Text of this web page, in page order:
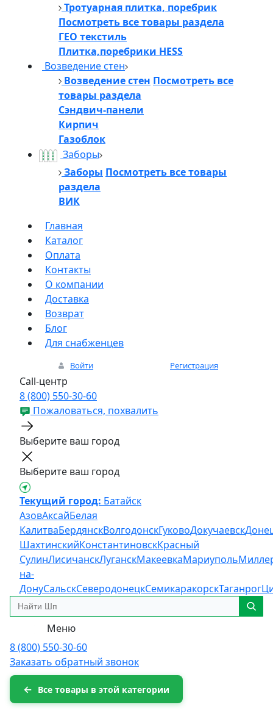
Тротуарная плитка, поребрик
Посмотреть все товары раздела
ГЕО текстиль
Плитка,поребрики HESS
Возведение стен
Возведение стен Посмотреть все
товары раздела
Сэндвич-панели
Кирпич
Газоблок
Заборы
Заборы Посмотреть все товары
раздела
ВИК
Главная
Каталог
Оплата
Контакты
О компании
Доставка
Возврат
Блог
Для снабженцев
Войти Регистрация
Call-центр
8 (800) 550-30-60
Пожаловаться, похвалить
Выберите ваш город
Выберите ваш город
Текущий город: Батайск
АзовАксайБелая
КалитваБердянскВолгодонскГуковоДокучаевск
ШахтинскийКонстантиновскКрасный
СулинЛисичанскЛуганскМакеевкаМариуполь
на-
ДонуСальскСеверодонецкСемикаракорскТаганрог
Меню
8 (800) 550-30-60
Заказать обратный звонок
Все товары в этой категории